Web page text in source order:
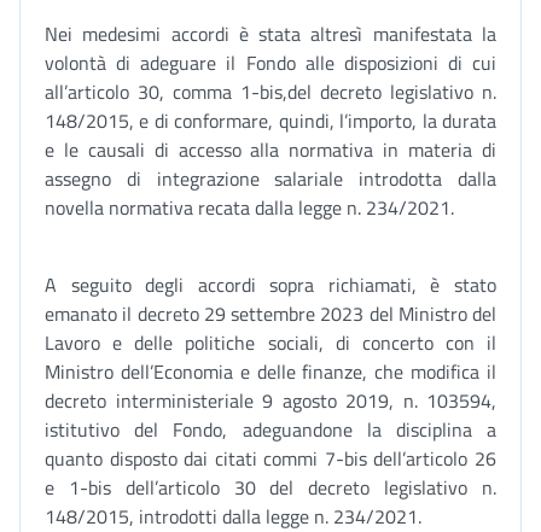
Nei medesimi accordi è stata altresì manifestata la
volontà di adeguare il Fondo alle disposizioni di cui
all’articolo 30, comma 1-bis,del decreto legislativo n.
148/2015, e di conformare, quindi, l’importo, la durata
e le causali di accesso alla normativa in materia di
assegno di integrazione salariale introdotta dalla
novella normativa recata dalla legge n. 234/2021.
A seguito degli accordi sopra richiamati, è stato
emanato il decreto 29 settembre 2023 del Ministro del
Lavoro e delle politiche sociali, di concerto con il
Ministro dell’Economia e delle finanze, che modifica il
decreto interministeriale 9 agosto 2019, n. 103594,
istitutivo del Fondo, adeguandone la disciplina a
quanto disposto dai citati commi 7-bis dell’articolo 26
e 1-bis dell’articolo 30 del decreto legislativo n.
148/2015, introdotti dalla legge n. 234/2021.